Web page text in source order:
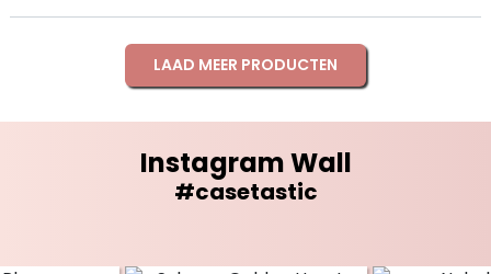
LAAD MEER PRODUCTEN
Instagram Wall
#casetastic